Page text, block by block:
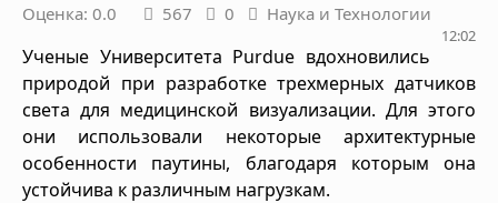
Оценка: 0.0 567 0 Наука и Технологии
12:02
Ученые Университета Purdue вдохновились
природой при разработке трехмерных датчиков
света для медицинской визуализации. Для этого
они использовали некоторые архитектурные
особенности паутины, благодаря которым она
устойчива к различным нагрузкам.